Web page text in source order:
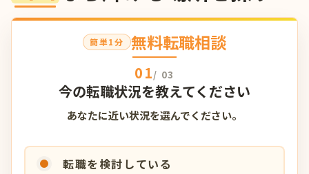
簡単1分 無料転職相談
01/ 03
今の転職状況を教えてください
あなたに近い状況を選んでください。
転職を検討している